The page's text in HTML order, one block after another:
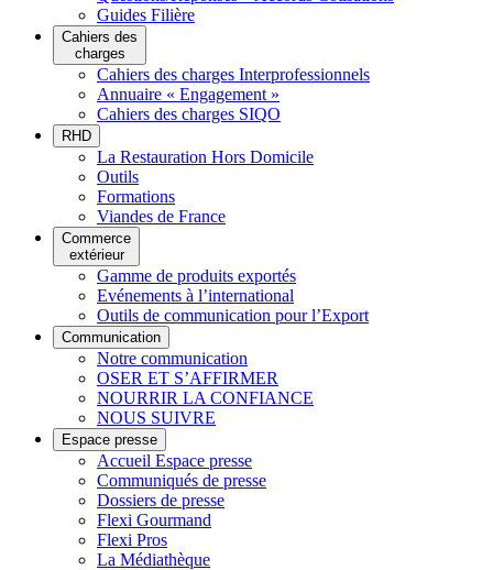
Guides Filière
Cahiers des
charges
Cahiers des charges Interprofessionnels
Annuaire « Engagement »
Cahiers des charges SIQO
RHD
La Restauration Hors Domicile
Outils
Formations
Viandes de France
Commerce
extérieur
Gamme de produits exportés
Evénements à l’international
Outils de communication pour l’Export
Communication
Notre communication
OSER ET S’AFFIRMER
NOURRIR LA CONFIANCE
NOUS SUIVRE
Espace presse
Accueil Espace presse
Communiqués de presse
Dossiers de presse
Flexi Gourmand
Flexi Pros
La Médiathèque